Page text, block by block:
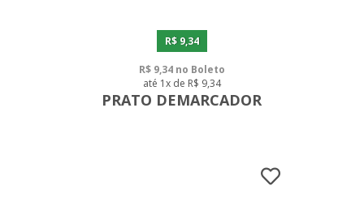
R$ 9,34
R$ 9,34 no Boleto
até 1x de R$ 9,34
PRATO DEMARCADOR